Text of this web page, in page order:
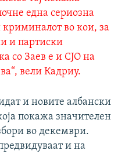
една сериозна
криминалот во кои, за
и партиски
со Заев е и СЈО на
вели Кадриу.
и новите албански
покажа значителен
во декември.
и на